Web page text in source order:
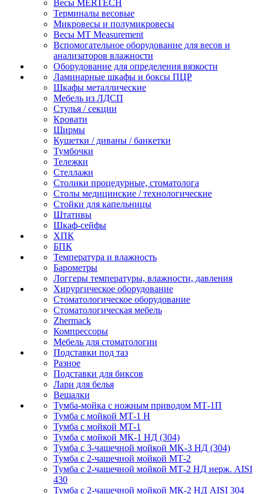
Весы MERTECH
Терминалы весовые
Микровесы и полумикровесы
Весы MT Measurement
Вспомогательное оборудование для весов и
анализаторов влажности
Оборудование для определения вязкости
Ламинарные шкафы и боксы ПЦР
Шкафы металлические
Мебель из ЛДСП
Стулья / секции
Кровати
Ширмы
Кушетки / диваны / банкетки
Тумбочки
Тележки
Стеллажи
Столики процедурные, стоматолога
Столы медицинские / технологические
Стойки для капельницы
Штативы
Шкаф-сейфы
ХПК
БПК
Температура и влажность
Барометры
Логгеры температуры, влажности, давления
Хирургическое оборудование
Стоматологическое оборудование
Стоматологическая мебель
Zhermack
Компрессоры
Мебель для стоматологии
Подставки под таз
Разное
Подставки для биксов
Лари для белья
Вешалки
Тумба-мойка с ножным приводом МТ-1П
Тумба с мойкой МТ-1 Н
Тумба с мойкой МТ-1
Тумба с мойкой МК-1 НД (304)
Тумба с 3-чашечной мойкой МK-3 НД (304)
Тумба с 2-чашечной мойкой МТ-2
Тумба с 2-чашечной мойкой МТ-2 НД нерж. AISI
430
Тумба с 2-чашечной мойкой МК-2 НД AISI 304